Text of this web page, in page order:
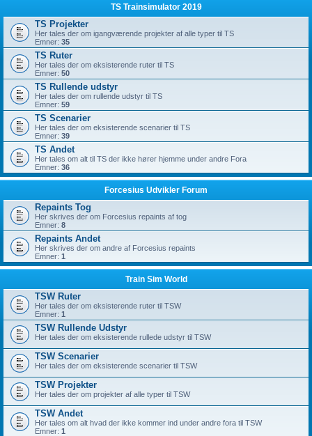
TS Trainsimulator 2019
TS Projekter
Her tales der om igangværende projekter af alle typer til TS
Emner: 35
TS Ruter
Her tales der om eksisterende ruter til TS
Emner: 50
TS Rullende udstyr
Her tales der om rullende udstyr til TS
Emner: 59
TS Scenarier
Her tales der om eksisterende scenarier til TS
Emner: 39
TS Andet
Her tales om alt til TS der ikke hører hjemme under andre Fora
Emner: 36
Forcesius Udvikler Forum
Repaints Tog
Her skrives der om Forcesius repaints af tog
Emner: 8
Repaints Andet
Her skrives der om andre af Forcesius repaints
Emner: 1
Train Sim World
TSW Ruter
Her tales der om eksisterende ruter til TSW
Emner: 1
TSW Rullende Udstyr
Her tales der om eksisterende rullede udstyr til TSW
TSW Scenarier
Her tales der om eksisterende scenarier til TSW
TSW Projekter
Her tales der om projekter af alle typer til TSW
TSW Andet
Her tales om alt hvad der ikke kommer ind under andre fora til TSW
Emner: 1